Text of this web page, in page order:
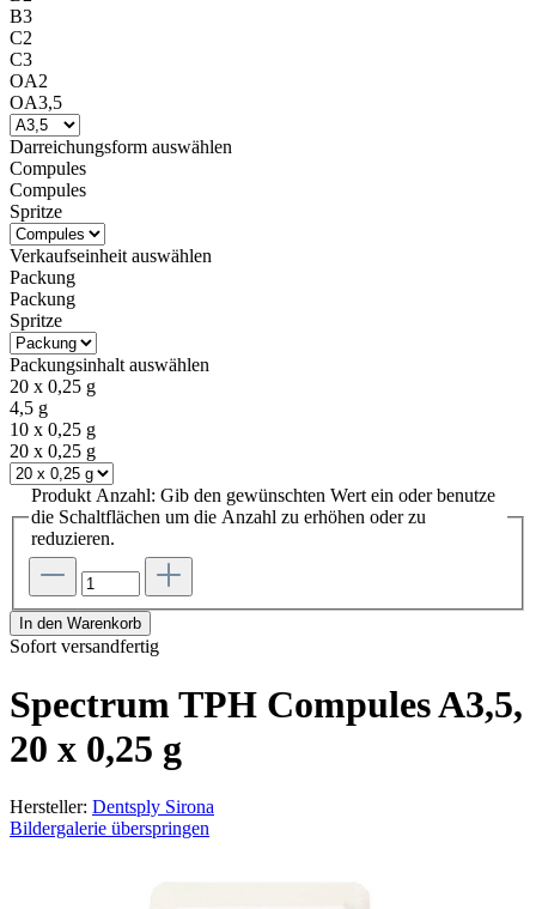
B3
C2
C3
OA2
OA3,5
Darreichungsform auswählen
Compules
Compules
Spritze
Verkaufseinheit auswählen
Packung
Packung
Spritze
Packungsinhalt auswählen
20 x 0,25 g
4,5 g
10 x 0,25 g
20 x 0,25 g
Produkt Anzahl: Gib den gewünschten Wert ein oder benutze
die Schaltflächen um die Anzahl zu erhöhen oder zu
reduzieren.
In den Warenkorb
Sofort versandfertig
Spectrum TPH Compules A3,5,
20 x 0,25 g
Hersteller: Dentsply Sirona
Bildergalerie überspringen